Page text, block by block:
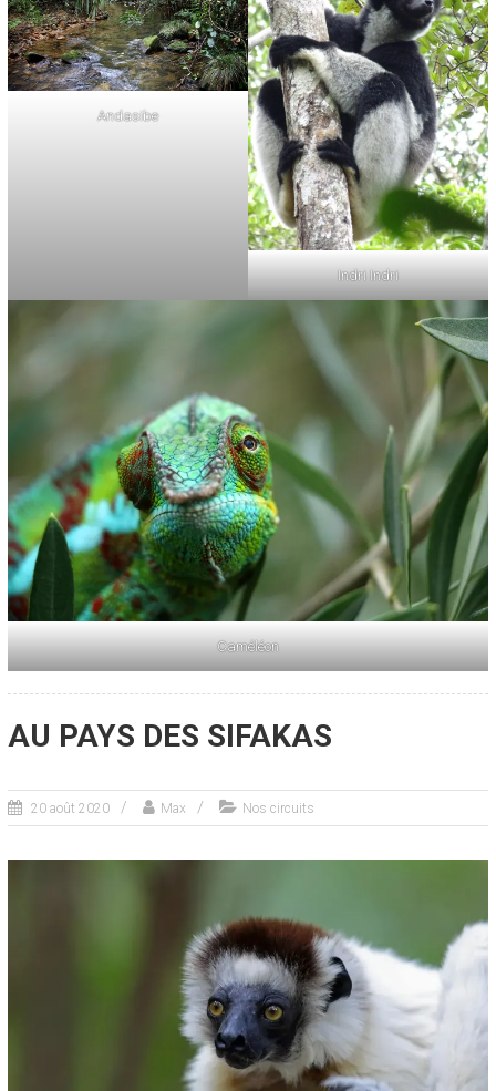
Andasibe
Indri Indri
Caméléon
AU PAYS DES SIFAKAS
20 août 2020 Max Nos circuits